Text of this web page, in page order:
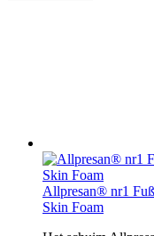
Allpresan® nr1
Skin Foam